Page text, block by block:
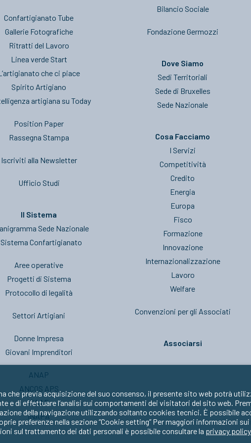
Confartigianato Tube
Gallerie Fotografiche
Ritratti del Lavoro
Linea verde Start
che ci piace
Spirito Artigiano
artigiana su Today
Position Paper
Rassegna Stampa
Iscriviti alla Newsletter
Ufficio Studi
Il Sistema
Sede Nazionale
Confartigianato
Aree operative
Progetti di Sistema
Protocollo di legalità
Settori Artigiani
Donne Impresa
Giovani Imprenditori
ANAP
ANCOS APS
CAAF
INAPA
Bilancio Sociale
Fondazione Germozzi
Dove Siamo
Sedi Territoriali
Sede di Bruxelles
Sede Nazionale
Cosa Facciamo
I Servizi
Competitività
Credito
Energia
Europa
Fisco
Formazione
Innovazione
Internazionalizzazione
Lavoro
Welfare
Convenzioni per gli Associati
Associarsi
che previa acquisizione del suo consenso, il presente sito web potrà
e di effettuare l’analisi sui comportamenti dei visitatori del sito web.
della navigazione utilizzando soltanto cookies tecnici. È possibile
preferenze nella sezione “Cookie setting” Per maggiori informazioni
sul trattamento dei dati personali è possibile consultare la privacy policy